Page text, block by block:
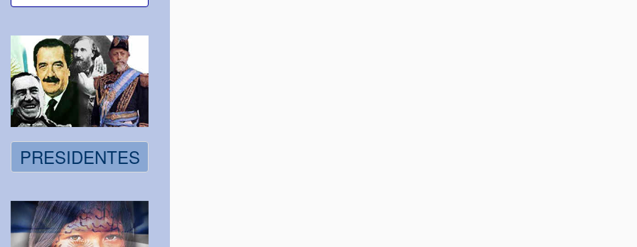
PRESIDENTES